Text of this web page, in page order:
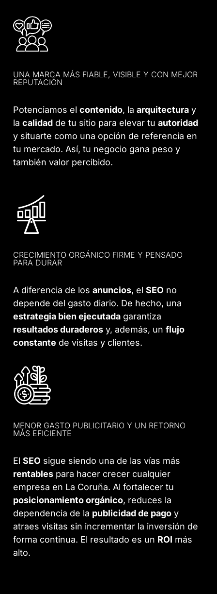
UNA MARCA MÁS FIABLE, VISIBLE Y CON MEJOR
REPUTACIÓN
Potenciamos elcontenido, laarquitectura y
lacalidad de tu sitio para elevar tuautoridad
y situarte como una opción de referencia en
tu mercado. Así, tu negocio gana peso y
también valor percibido.
CRECIMIENTO ORGÁNICO FIRME Y PENSADO
PARA DURAR
A diferencia de losanuncios, elSEO no
depende del gasto diario. De hecho, una
estrategia bien ejecutada garantiza
resultados duraderos y, además, unflujo
constante de visitas y clientes.
MENOR GASTO PUBLICITARIO Y UN RETORNO
MÁS EFICIENTE
ElSEO sigue siendo una de las vías más
rentables para hacer crecer cualquier
empresa en La Coruña. Al fortalecer tu
posicionamiento orgánico, reduces la
dependencia de la publicidad de pago y
atraes visitas sin incrementar la inversión de
forma continua. El resultado es un ROI más
alto.